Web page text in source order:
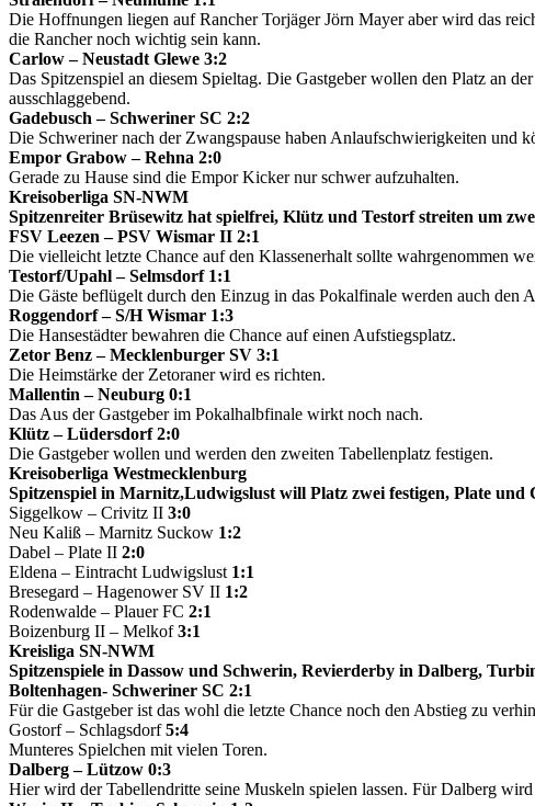
Die Hoffnungen liegen auf Rancher Torjäger Jörn Mayer aber wird das
die Rancher noch wichtig sein kann.
Carlow – Neustadt Glewe 3:2
Das Spitzenspiel an diesem Spieltag. Die Gastgeber wollen den Platz an
ausschlaggebend.
Gadebusch – Schweriner SC 2:2
Die Schweriner nach der Zwangspause haben Anlaufschwierigkeiten und
Empor Grabow – Rehna 2:0
Gerade zu Hause sind die Empor Kicker nur schwer aufzuhalten.
Kreisoberliga SN-NWM
Spitzenreiter Brüsewitz hat spielfrei, Klütz und Testorf streiten um
FSV Leezen – PSV Wismar II 2:1
Die vielleicht letzte Chance auf den Klassenerhalt sollte wahrgenommen
Testorf/Upahl – Selmsdorf 1:1
Die Gäste beflügelt durch den Einzug in das Pokalfinale werden auch den
Roggendorf – S/H Wismar 1:3
Die Hansestädter bewahren die Chance auf einen Aufstiegsplatz.
Zetor Benz – Mecklenburger SV 3:1
Die Heimstärke der Zetoraner wird es richten.
Mallentin – Neuburg 0:1
Das Aus der Gastgeber im Pokalhalbfinale wirkt noch nach.
Klütz – Lüdersdorf 2:0
Die Gastgeber wollen und werden den zweiten Tabellenplatz festigen.
Kreisoberliga Westmecklenburg
Spitzenspiel in Marnitz,Ludwigslust will Platz zwei festigen, Plate
Siggelkow – Crivitz II 3:0
Neu Kaliß – Marnitz Suckow 1:2
Dabel – Plate II 2:0
Eldena – Eintracht Ludwigslust 1:1
Bresegard – Hagenower SV II 1:2
Rodenwalde – Plauer FC 2:1
Boizenburg II – Melkof3:1
Kreisliga SN-NWM
Spitzenspiele in Dassow und Schwerin, Revierderby in Dalberg,
Boltenhagen- Schweriner SC 2:1
Für die Gastgeber ist das wohl die letzte Chance noch den Abstieg zu
Gostorf – Schlagsdorf5:4
Munteres Spielchen mit vielen Toren.
Dalberg – Lützow 0:3
Hier wird der Tabellendritte seine Muskeln spielen lassen. Für Dalberg